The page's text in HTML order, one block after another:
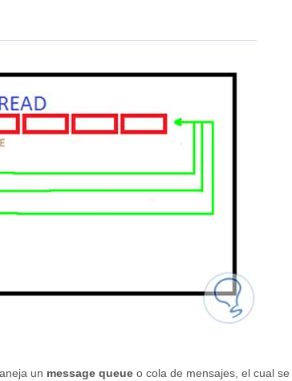
un message queue o cola de mensajes, el cual se